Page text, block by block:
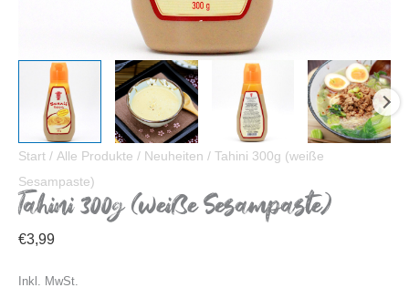
Start / Alle Produkte / Neuheiten / Tahini 300g (weiße
Sesampaste)
Tahini 300g (weiße Sesampaste)
€3,99
Inkl. MwSt.